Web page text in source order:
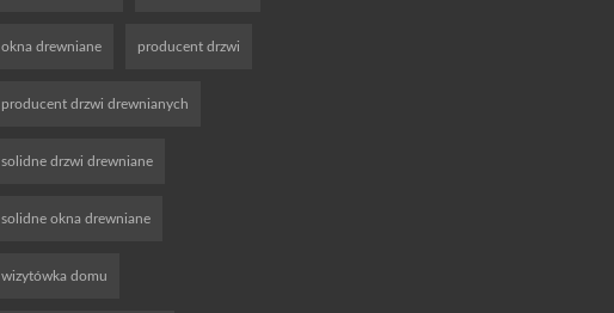
okna drewniane producent drzwi
producent drzwi drewnianych
solidne drzwi drewniane
solidne okna drewniane
wizytówka domu